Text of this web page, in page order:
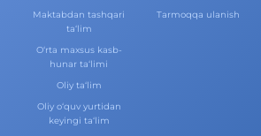
Maktabdan tashqari
ta‘lim
O‘rta maxsus kasb-
hunar ta‘limi
Oliy ta‘lim
Oliy o‘quv yurtidan
keyingi ta‘lim
Tarmoqqa ulanish